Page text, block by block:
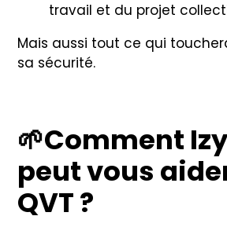
travail et du projet
Mais aussi tout ce qui
sa sécurité.
🌱Comment
peut vous
QVT ?